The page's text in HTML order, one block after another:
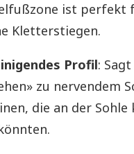
ist perfekt
Kletterstiegen.
Profil:
zu nervendem
die an der Sohle